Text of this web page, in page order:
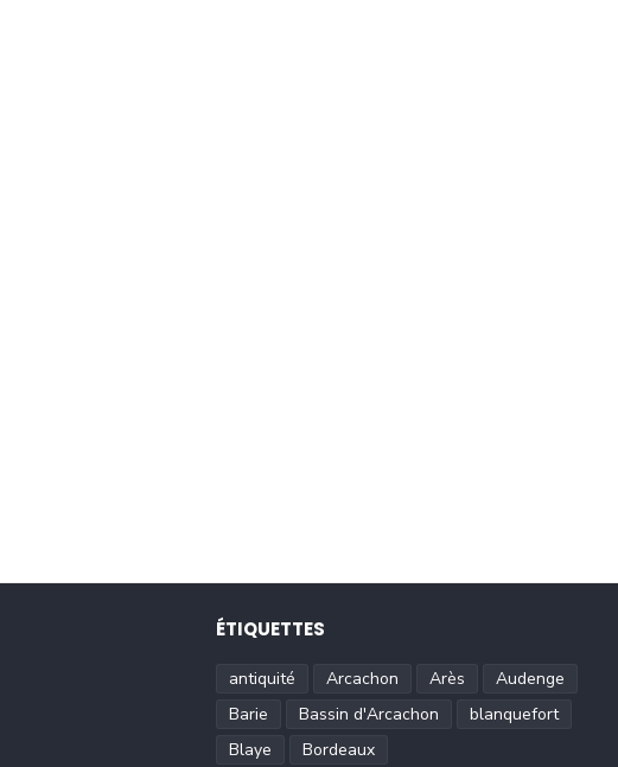
ÉTIQUETTES
antiquité Arcachon Arès
Audenge
Barie
Bassin d'Arcachon
blanquefort
Blaye
Bordeaux